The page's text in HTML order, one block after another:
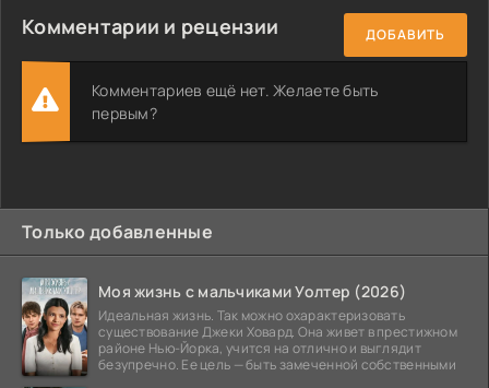
Комментарии и рецензии ДОБАВИТЬ
Комментариев ещё нет. Желаете быть
первым?
Только добавленные
Моя жизнь с мальчиками Уолтер (2026)
Идеальная жизнь. Так можно охарактеризовать
существование Джеки Ховард. Она живет в престижном
районе Нью-Йорка, учится на отлично и выглядит
безупречно. Ее цель — быть замеченной собственными